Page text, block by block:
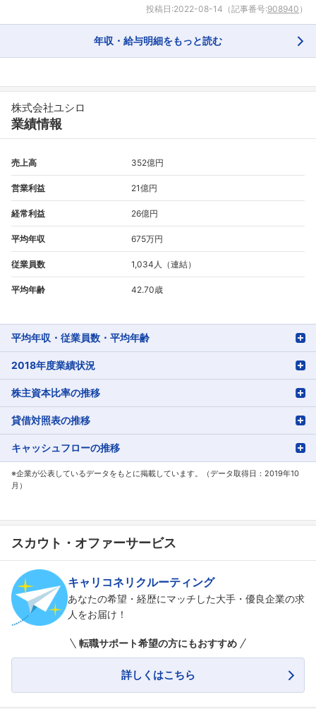
フォローしました
こちらの企業もフォローしませんか？
投稿日:2022-08-14 （記事番号:908940 ）
年収・給与明細をもっと読む
株式会社ユシロ
業績情報
売上高 352億円
営業利益 21億円
経常利益 26億円
平均年収 675万円
従業員数 1,034人（連結）
平均年齢 42.70歳
平均年収・従業員数・平均年齢
2018年度業績状況
株主資本比率の推移
貸借対照表の推移
キャッシュフローの推移
※企業が公表しているデータをもとに掲載しています。（データ取得日：2019年10
月）
スカウト・オファーサービス
キャリコネリクルーティング
あなたの希望・経歴にマッチした大手・優良企業の求
人をお届け！
転職サポート希望の方にもおすすめ
詳しくはこちら